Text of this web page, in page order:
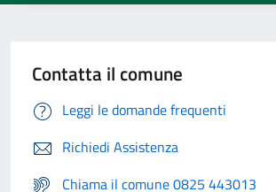
Contatta il comune
Leggi le domande frequenti
Richiedi Assistenza
Chiama il comune 0825 443013